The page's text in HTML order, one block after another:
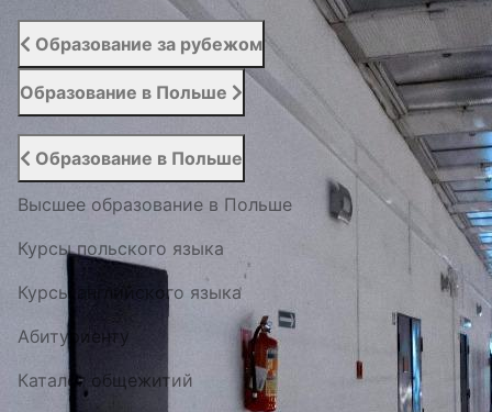
Образование за рубежом
Образование в Польше
Образование в Польше
Высшее образование в Польше
Курсы польского языка
Курсы английского языка
Абитуриенту
Каталог общежитий